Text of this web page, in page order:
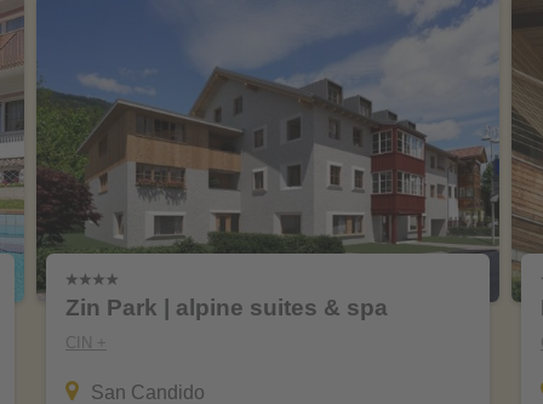
Zin Park | alpine suites & spa
CIN +
San Candido